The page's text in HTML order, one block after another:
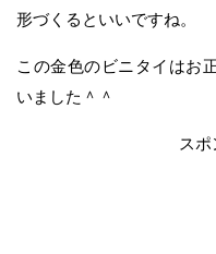
形づくるといいですね。
この金色のビニタイはお
いました＾＾
スポ